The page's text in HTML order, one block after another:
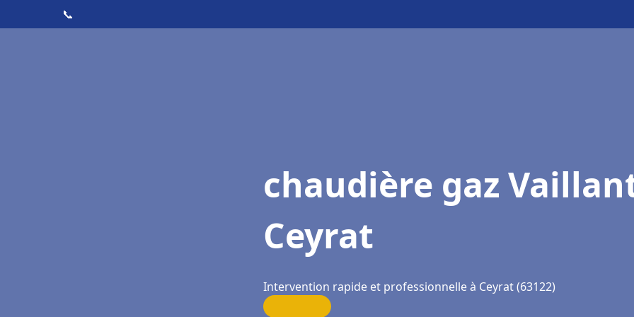
📞
chaudière gaz
Ceyrat
Intervention rapide et professionnelle à Ceyrat (63122)